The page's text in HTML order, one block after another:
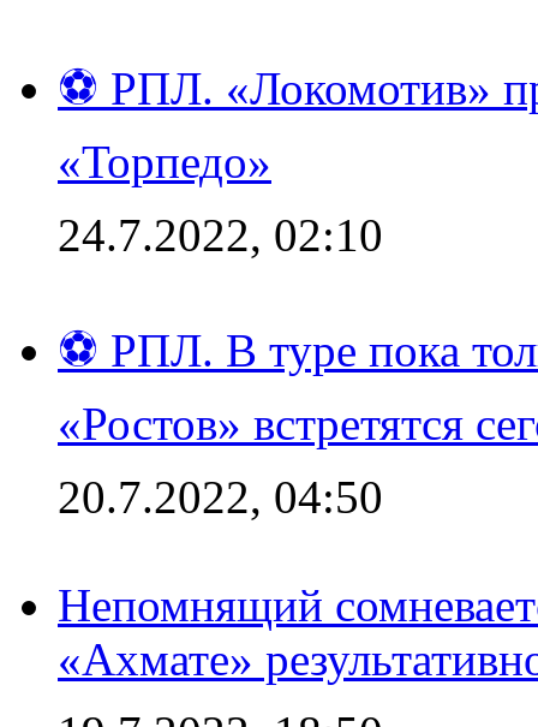
⚽ РПЛ. «Локомотив»
«Торпедо»
24.7.2022, 02:10
⚽ РПЛ. В туре пока
«Ростов» встретятся
20.7.2022, 04:50
Непомнящий
«Ахмате»